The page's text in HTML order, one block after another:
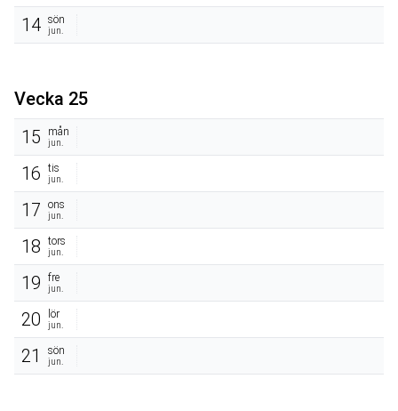
14 sön
jun.
Vecka 25
15
mån
jun.
16 tis
jun.
17 ons
jun.
18 tors
jun.
19 fre
jun.
20 lör
jun.
21 sön
jun.